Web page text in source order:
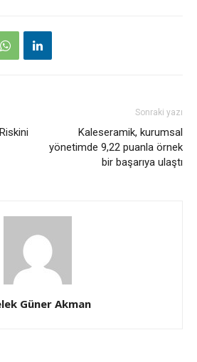
Sonraki yazı
Kaleseramik, kurumsal
yönetimde 9,22 puanla örnek
bir başarıya ulaştı
Güner Akman